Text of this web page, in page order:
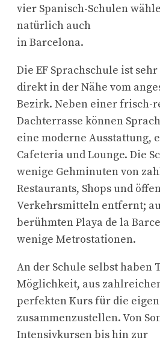
vier Spanisch-Schulen
natürlich auch
in Barcelona.
Die EF Sprachschule ist
direkt in der Nähe vom
Bezirk. Neben einer frisch-
Dachterrasse können
eine moderne Ausstattung,
Cafeteria und Lounge. Die
wenige Gehminuten von
Restaurants, Shops und
Verkehrsmitteln entfernt;
berühmten Playa de la
wenige Metrostationen.
An der Schule selbst haben
Möglichkeit, aus
perfekten Kurs für die
zusammenzustellen. Von
Intensivkursen bis hin zur